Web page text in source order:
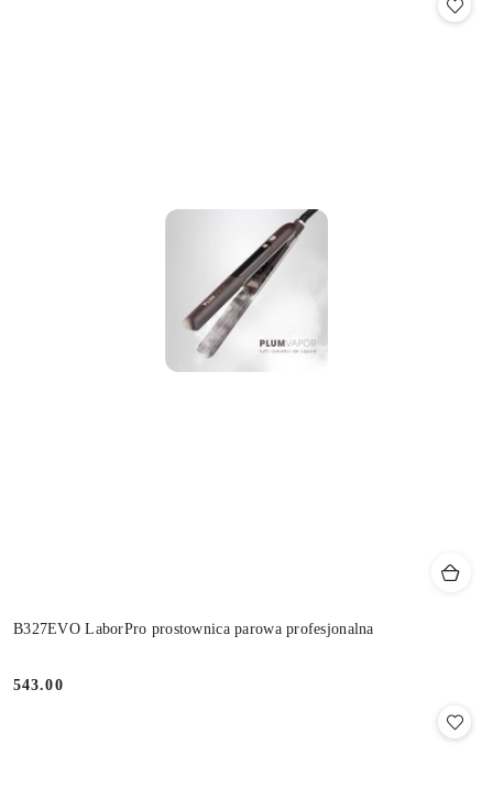
B327EVO LaborPro prostownica parowa profesjonalna
Cena:
543.00